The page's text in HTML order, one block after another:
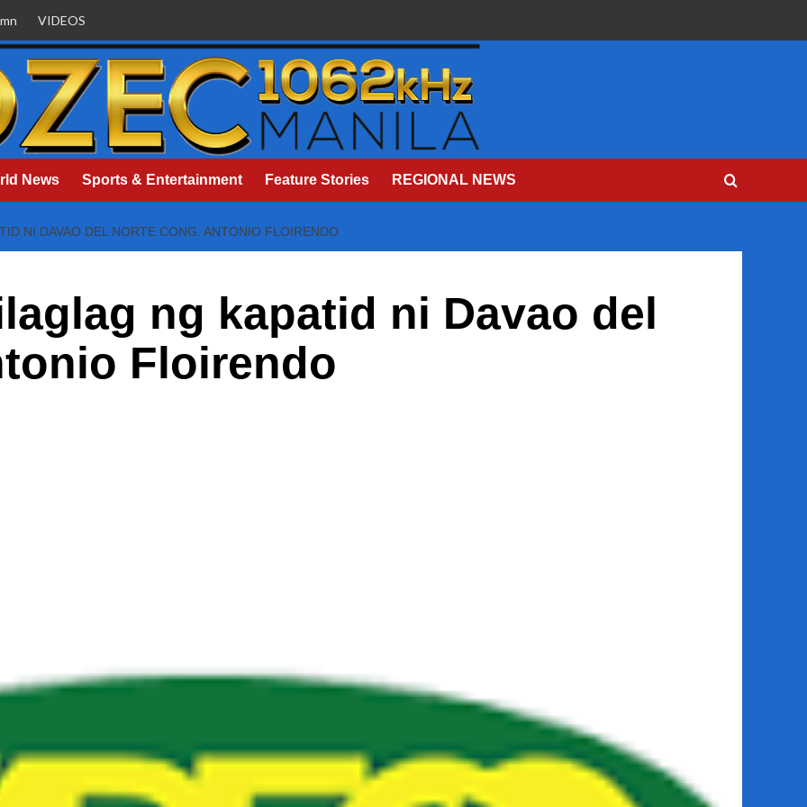
VIDEOS
News Sports & Entertainment Feature Stories REGIONAL NEWS
NI DAVAO DEL NORTE CONG. ANTONIO FLOIRENDO
ng kapatid ni Davao del
Floirendo